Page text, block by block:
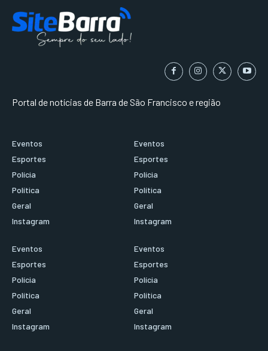
Portal de notícias de Barra de São Francisco e região
Eventos
Esportes
Polícia
Política
Geral
Instagram
Eventos
Esportes
Polícia
Política
Geral
Instagram
Eventos
Esportes
Polícia
Política
Geral
Instagram
Eventos
Esportes
Polícia
Política
Geral
Instagram